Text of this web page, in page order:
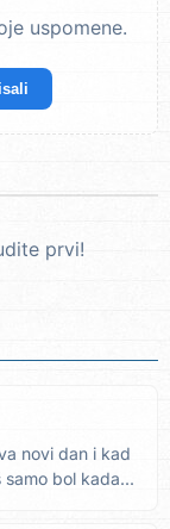
uspomene.
prvi!
novi dan i kad
bol kada...